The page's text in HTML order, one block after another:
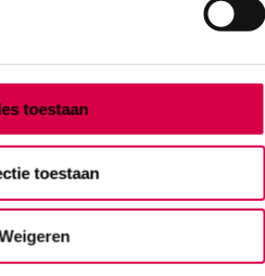
toestaan
toestaan
10.06incl. BTW